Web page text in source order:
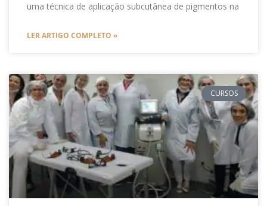
uma técnica de aplicação subcutânea de pigmentos na
LER ARTIGO COMPLETO »
CURSOS